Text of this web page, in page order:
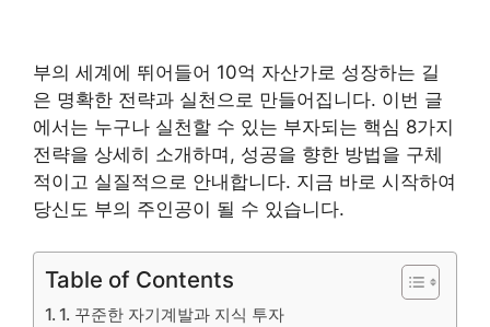
부의 세계에 뛰어들어 10억 자산가로 성장하는 길
은 명확한 전략과 실천으로 만들어집니다. 이번 글
에서는 누구나 실천할 수 있는 부자되는 핵심 8가지
전략을 상세히 소개하며, 성공을 향한 방법을 구체
적이고 실질적으로 안내합니다. 지금 바로 시작하여
당신도 부의 주인공이 될 수 있습니다.
Table of Contents
1. 꾸준한 자기계발과 지식 투자